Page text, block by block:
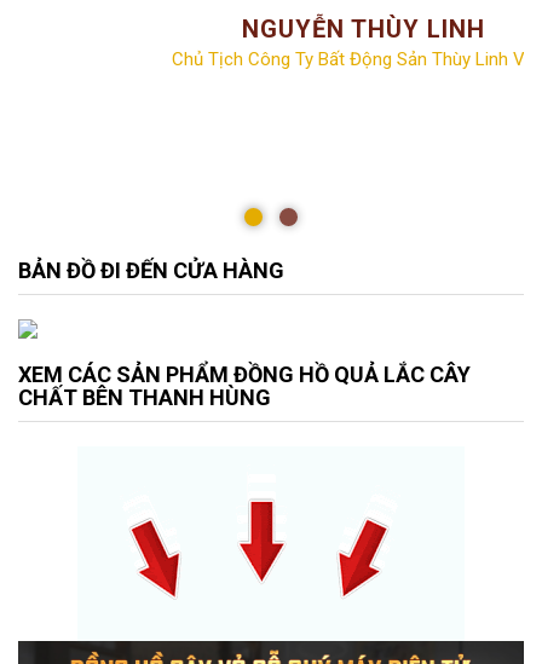
NGUYỄN THÙY LINH
Chủ Tịch Công Ty Bất Động Sản Thùy Linh
BẢN ĐỒ ĐI ĐẾN CỬA HÀNG
XEM CÁC SẢN PHẨM ĐỒNG HỒ QUẢ LẮC CÂY
CHẤT BÊN THANH HÙNG